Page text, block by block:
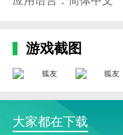
游戏截图
大家都在下载